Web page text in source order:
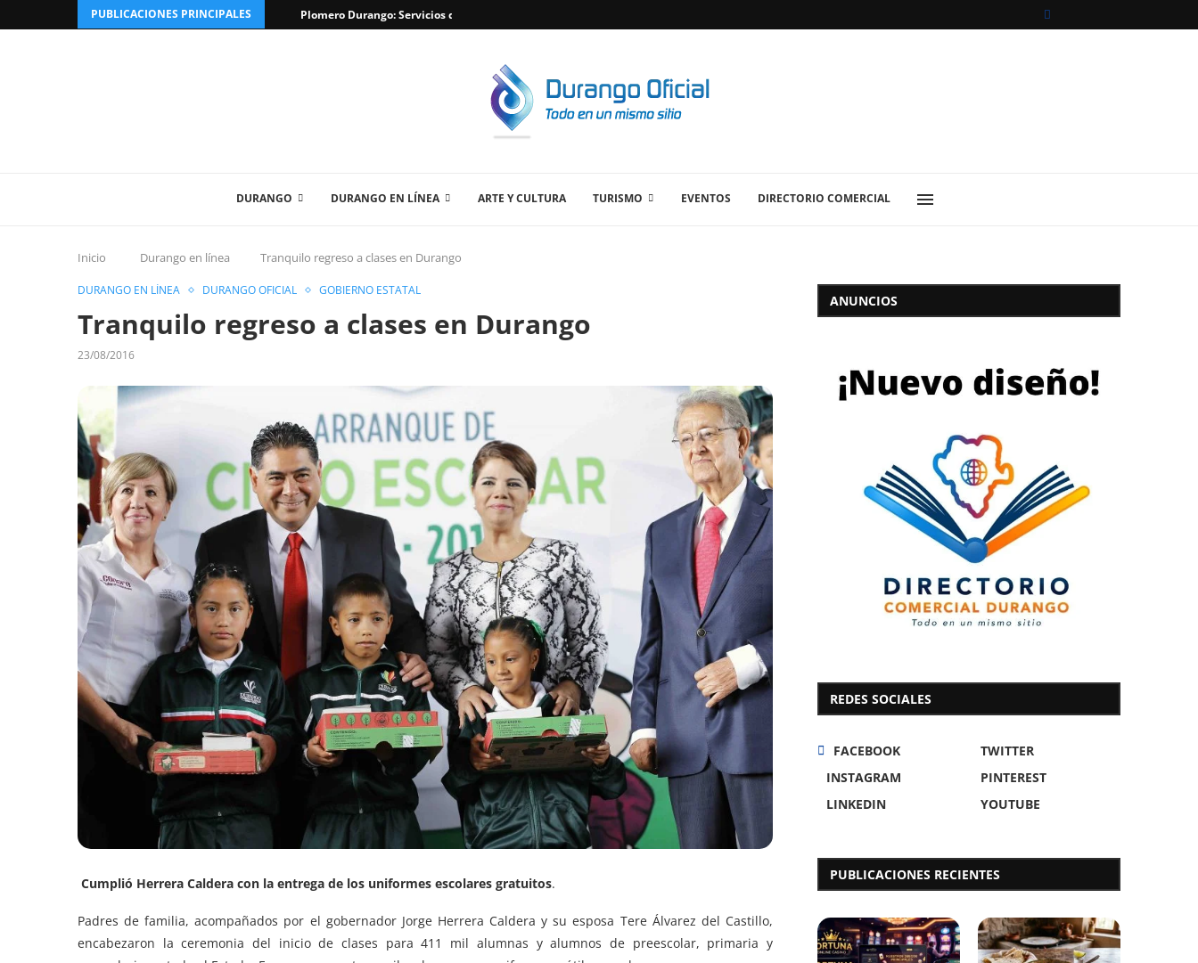
PUBLICACIONES PRINCIPALES Plomero Durango: Servicios de Plomería Confiables en Durango,...
DURANGO DURANGO EN LÍNEA ARTE Y CULTURA TURISMO EVENTOS DIRECTORIO COMERCIAL
Inicio Durango en línea Tranquilo regreso a clases en Durango
DURANGO EN LÍNEA DURANGO OFICIAL GOBIERNO ESTATAL
Tranquilo regreso a clases en Durango
23/08/2016
Cumplió Herrera Caldera con la entrega de los uniformes escolares gratuitos.
Padres de familia, acompañados por el gobernador Jorge Herrera Caldera y su esposa Tere Álvarez del Castillo,
encabezaron la ceremonia del inicio de clases para 411 mil alumnas y alumnos de preescolar, primaria y
ANUNCIOS
REDES SOCIALES
FACEBOOK
TWITTER
INSTAGRAM
PINTEREST
LINKEDIN
YOUTUBE
PUBLICACIONES RECIENTES